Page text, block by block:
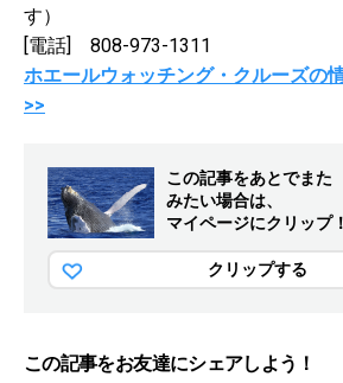
す）
[電話] 808-973-1311
ホエールウォッチング・クルーズの
>>
この記事をあとでまた
みたい場合は、
マイページにクリップ！
クリップする
この記事をお友達にシェアしよう！